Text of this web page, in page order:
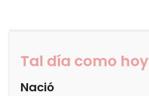
Tal día como hoy
Nació